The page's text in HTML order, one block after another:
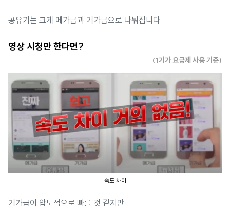
공유기는 크게 메가급과 기가급으로 나눠집니다.
영상 시청만 한다면?
(1기가 요금제 사용 기준)
속도 차이
기가급이 압도적으로 빠를 것 같지만